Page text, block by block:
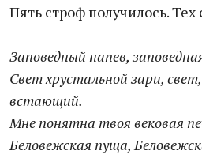
Пять строф получилось.
Заповедный напев,
Свет хрустальной зари,
встающий.
Мне понятна твоя вековая
Беловежская пуща,